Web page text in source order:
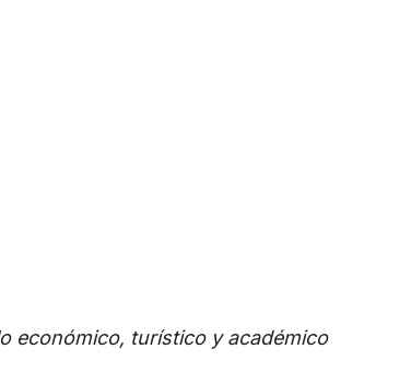
económico, turístico y académico